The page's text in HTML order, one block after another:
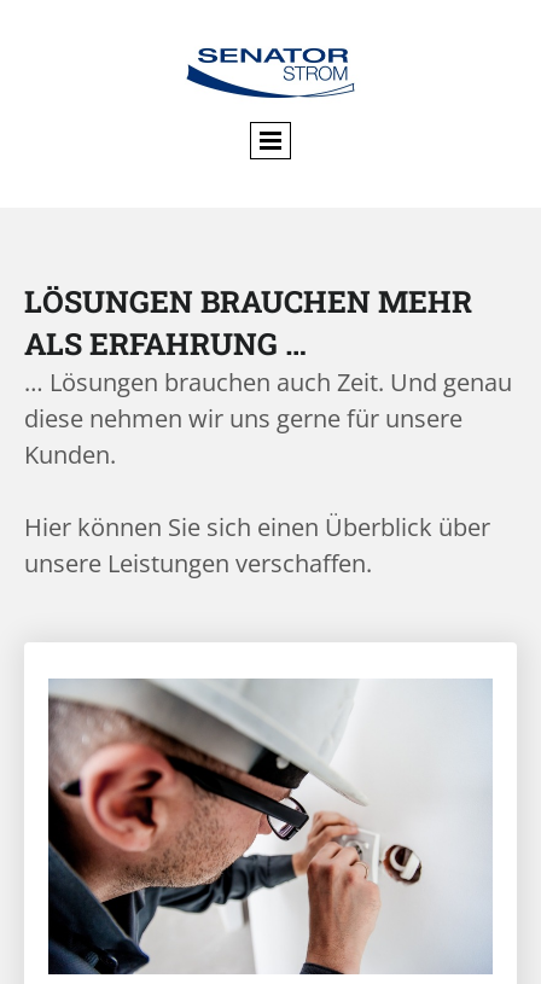
LÖSUNGEN BRAUCHEN MEHR
ALS ERFAHRUNG …
… Lösungen brauchen auch Zeit. Und genau
diese nehmen wir uns gerne für unsere
Kunden.
Hier können Sie sich einen Überblick über
unsere Leistungen verschaffen.